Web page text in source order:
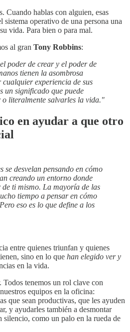
Cuando hablas con alguien, esas
sistema operativo de una persona una
vida. Para bien o para mal.
al gran Tony Robbins:
poder de crear y el poder de
tienen la asombrosa
experiencia de sus
un significado que puede
o literalmente salvarles la vida."
en ayudar a que otro
se desvelan pensando en cómo
creando un entorno donde
de ti mismo. La mayoría de las
tiempo a pensar en cómo
eso es lo que define a los
entre quienes triunfan y quienes
sino en lo que han elegido ver y
en la vida.
Todos tenemos un rol clave con
equipos en la oficina:
que sean productivas, que les ayuden
y ayudarles también a desmontar
silencio, como un palo en la rueda de